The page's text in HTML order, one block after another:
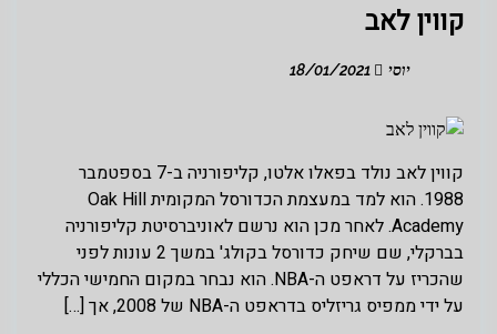
קווין לאב
יוסי
קווין לאב נולד בפאלו אלטו, קליפורניה ב-7 בספטמבר
1988. הוא למד במעצמת הכדורסל המקומית Oak Hill
Academy. לאחר מכן הוא נרשם לאוניברסיטת קליפורניה
בברקלי, שם שיחק כדורסל בקולג' במשך 2 עונות לפני
שהכריז על דראפט ה-NBA. הוא נבחר במקום החמישי הכללי
על ידי ממפיס גריזליס בדראפט ה-NBA של 2008, אך […]